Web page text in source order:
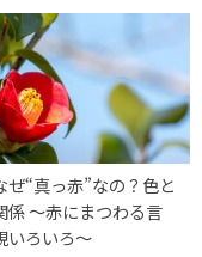
ぜ“真っ赤”なの？色と
係 ～赤にまつわる言
いろいろ～